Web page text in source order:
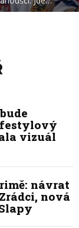
vizuál
návrat
nová